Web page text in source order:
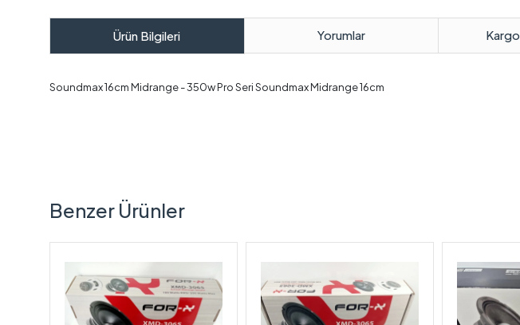
Ürün Bilgileri Yorumlar
Soundmax 16cm Midrange - 350w Pro Seri Soundmax Midrange 16cm
Benzer Ürünler